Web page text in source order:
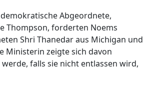
Abgeordnete,
Thompson, forderten Noems
Shri Thanedar aus Michigan und
Ministerin zeigte sich davon
falls sie nicht entlassen wird,